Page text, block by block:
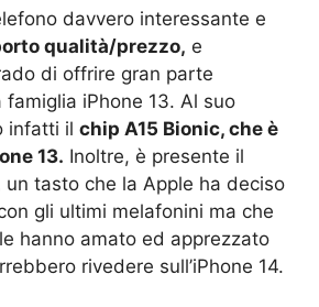
davvero interessante e
qualità/prezzo, e
di offrire gran parte
famiglia iPhone 13. Al suo
infatti il chip A15 Bionic, che è
13. Inoltre, è presente il
un tasto che la Apple ha deciso
gli ultimi melafonini ma che
hanno amato ed apprezzato
rivedere sull’iPhone 14.